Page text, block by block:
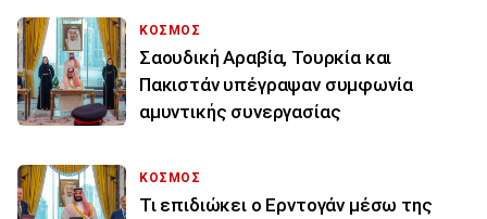
ΚΟΣΜΟΣ
Σαουδική Αραβία, Τουρκία και
Πακιστάν υπέγραψαν συμφωνία
αμυντικής συνεργασίας
ΚΟΣΜΟΣ
Τι επιδιώκει ο Ερντογάν μέσω της